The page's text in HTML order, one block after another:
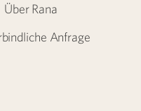
Über Rana
Anfrage